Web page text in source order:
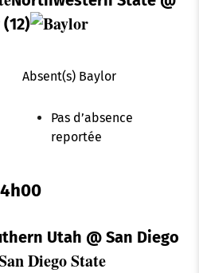
Absent(s) Baylor
Pas d’absence
reportée
4h00
Utah @ San Diego